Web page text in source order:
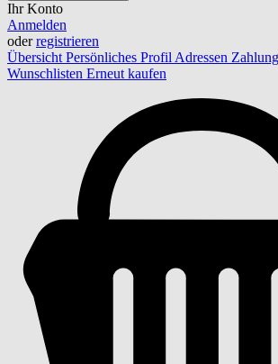
Ihr Konto
Anmelden
oderregistrieren
Übersicht Persönliches Profil Adressen
Wunschlisten Erneut kaufen